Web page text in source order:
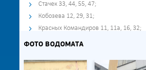
Стачек 33, 44, 55, 47;
Кобозева 12, 29, 31;
Красных Командиров 11, 11а, 16, 32;
ФОТО ВОДОМАТА